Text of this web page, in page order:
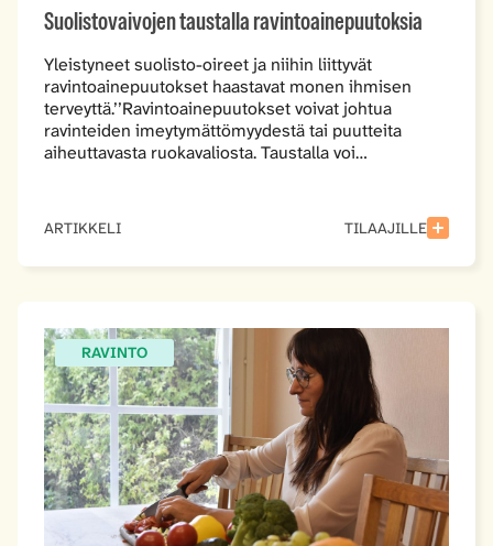
Suolistovaivojen taustalla ravintoainepuutoksia
Yleistyneet suolisto-oireet ja niihin liittyvät
ravintoainepuutokset haastavat monen ihmisen
terveyttä.’’Ravintoainepuutokset voivat johtua
ravinteiden imeytymättömyydestä tai puutteita
aiheuttavasta ruokavaliosta. Taustalla voi…
ARTIKKELI TILAAJILLE
RAVINTO